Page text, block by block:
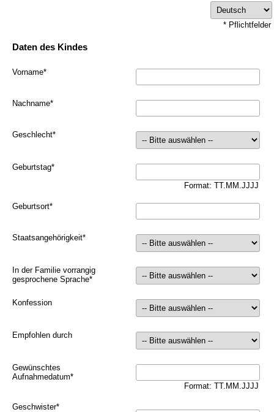
* Pflichtfelder
Daten des Kindes
Vorname*
Nachname*
Geschlecht*
Geburtstag*
Format: TT.MM.JJJJ
Geburtsort*
Staatsangehörigkeit*
In der Familie vorrangig
gesprochene Sprache*
Konfession
Empfohlen durch
Gewünschtes
Aufnahmedatum*
Format: TT.MM.JJJJ
Geschwister*